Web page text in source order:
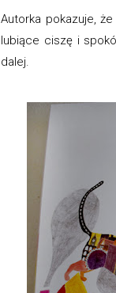
Autorka pokazuje,
lubiące ciszę i
dalej.